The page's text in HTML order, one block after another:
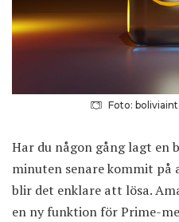
Foto:
Har du någon gång lagt en
minuten senare kommit på
blir det enklare att lösa.
en ny funktion för Prime-